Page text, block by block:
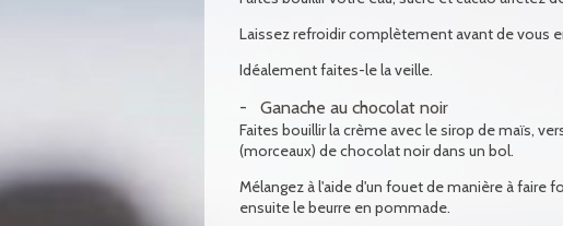
Laissez refroidir complètement avant de vous
Idéalement faites-le la veille.
Ganache au chocolat noir
Faites bouillir la crème avec le sirop de maïs,
(morceaux) de chocolat noir dans un bol.
Mélangez à l'aide d'un fouet de manière à faire
ensuite le beurre en pommade.